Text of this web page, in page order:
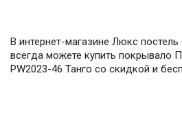
В интернет-магазине Люкс
всегда можете купить покрывало
PW2023-46 Танго со скидкой и